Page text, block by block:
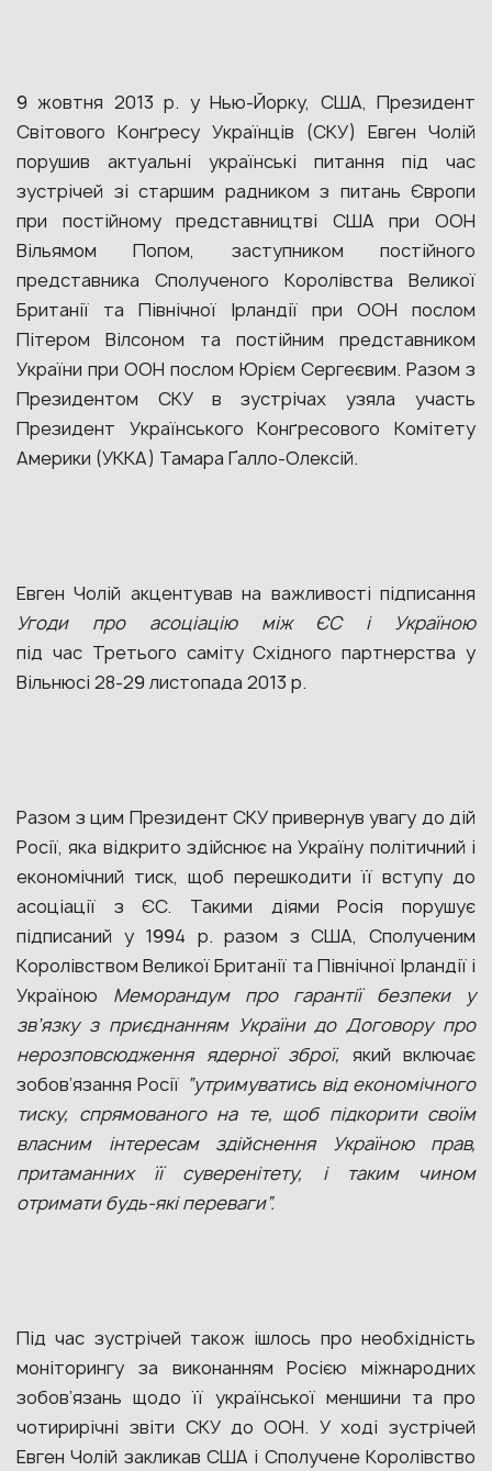
9 жовтня 2013 р. у Нью-Йорку, США, Президент
Світового Конґресу Українців (СКУ) Евген Чолій
порушив актуальні українські питання під час
зустрічей зі старшим радником з питань Європи
при постійному представництві США при ООН
Вільямом Попом, заступником постійного
представника Сполученого Королівства Великої
Британії та Північної Ірландії при ООН послом
Пітером Вілсоном та постійним представником
України при ООН послом Юрієм Сергеєвим. Разом з
Президентом СКУ в зустрічах узяла участь
Президент Українського Конґресового Комітету
Америки (УККА) Тамара Ґалло-Олексій.
Евген Чолій акцентував на важливості підписання
Угоди про асоціацію між ЄС і Україною
під час Третього саміту Східного партнерства у
Вільнюсі 28-29 листопада 2013 р.
Разом з цим Президент СКУ привернув увагу до дій
Росії, яка відкрито здійснює на Україну політичний і
економічний тиск, щоб перешкодити її вступу до
асоціації з ЄС. Такими діями Росія порушує
підписаний у 1994 р. разом з США, Сполученим
Королівством Великої Британії та Північної Ірландії і
Україною Меморандум про гарантії безпеки у
зв’язку з приєднанням України до Договору про
нерозповсюдження ядерної зброї, який включає
зобов’язання Росії “утримуватись від економічного
тиску, спрямованого на те, щоб підкорити своїм
власним інтересам здійснення Україною прав,
притаманних її суверенітету, і таким чином
отримати будь-які переваги”.
Під час зустрічей також ішлось про необхідність
моніторингу за виконанням Росією міжнародних
зобов’язань щодо її української меншини та про
чотирирічні звіти СКУ до ООН. У ході зустрічей
Евген Чолій закликав США і Сполучене Королівство